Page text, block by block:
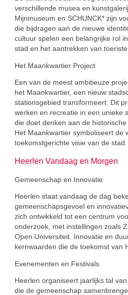
verschillende musea en
Mijnmuseum en SCHUNCK* zijn
die bijdragen aan de nieuwe
cultuur spelen een belangrijke rol
stad en het aantrekken van
Het Maankwartier Project
Een van de meest ambitieuze
het Maankwartier, een nieuw
stationsgebied transformeert. Dit
werken en recreatie in een unieke
die doet denken aan de
Het Maankwartier symboliseert de
toekomstgerichte visie van de stad.
Heerlen Vandaag en Morgen
Gemeenschap en Innovatie
Heerlen staat vandaag de dag
gemeenschapsgevoel en
zich ontwikkeld tot een centrum
onderzoek, met instellingen zoals
Open Universiteit. Innovatie en
kernwaarden die de toekomst van
Evenementen en Festivals
Heerlen organiseert jaarlijks tal
die de gemeenschap